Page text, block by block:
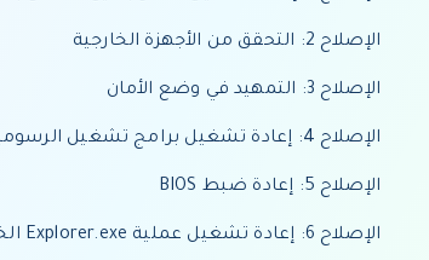
الإصلاح 2: التحقق من الأجهزة الخارجية
الإصلاح 3: التمهيد في وضع الأمان
الإصلاح 4: إعادة تشغيل برامج تشغيل الرسوميات
الإصلاح 5: إعادة ضبط BIOS
الإصلاح 6: إعادة تشغيل عملية Explorer.exe الخاصة بك